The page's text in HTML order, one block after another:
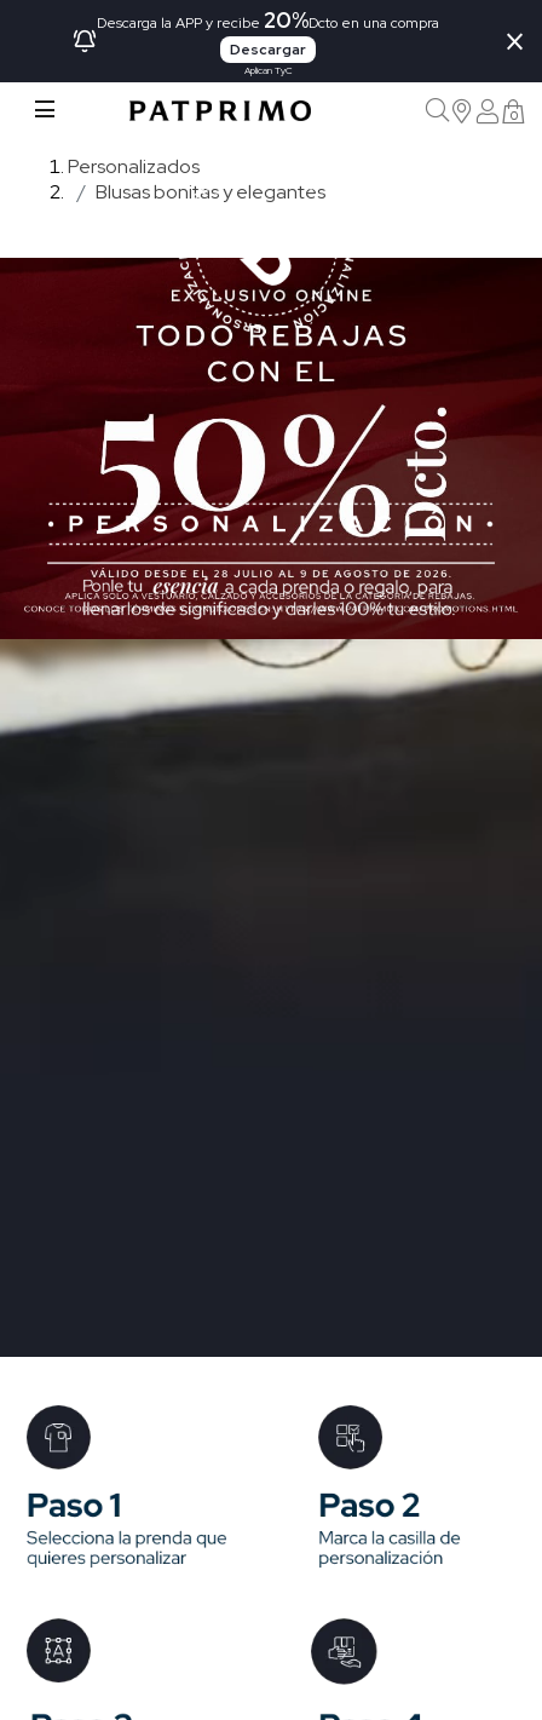
Descarga la APP y recibe 20%Dcto en una compra
Descargar
Aplican TyC
×
0
Personalizados
Blusas bonitas y elegantes